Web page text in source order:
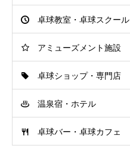
卓球教室・卓球スクール
アミューズメント施設
卓球ショップ・専門店
温泉宿・ホテル
卓球バー・卓球カフェ